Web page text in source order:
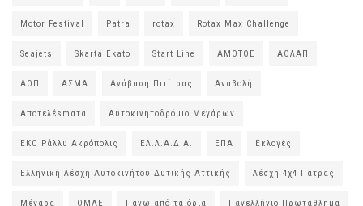
Motor Festival Patra rotax Rotax Max Challenge
Seajets Skarta Ekato Start Line ΑΜΟΤΟΕ ΑΟΛΑΠ
ΑΟΠ ΑΣΜΑ Ανάβαση Πιτίτσας Αναβολή
Αποτελέsmατα Αυτοκινητοδρόμιο Μεγάρων
ΕΚΟ Ράλλυ Ακρόπολις ΕΛ.Λ.Α.Δ.Α. ΕΠΑ Εκλογές
Ελληνική Λέσχη Αυτοκινήτου Δυτικής Αττικής Λέσχη 4χ4 Πάτρας
Μέγαρα ΟΜΑΕ Πάνω από τα όρια Πανελλήνιο Πρωτάθλημα